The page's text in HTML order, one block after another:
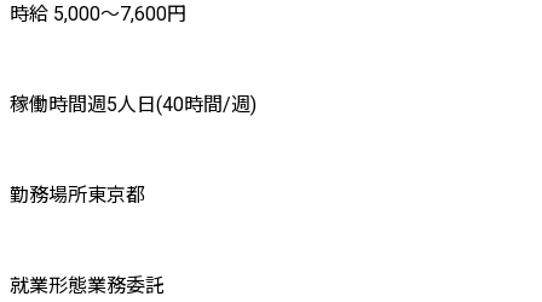
時給 5,000〜7,600円
稼働時間週5人日(40時間/週)
勤務場所東京都
就業形態業務委託